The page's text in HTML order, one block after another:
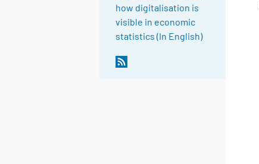
how digitalisation is
visible in economic
statistics (In English)